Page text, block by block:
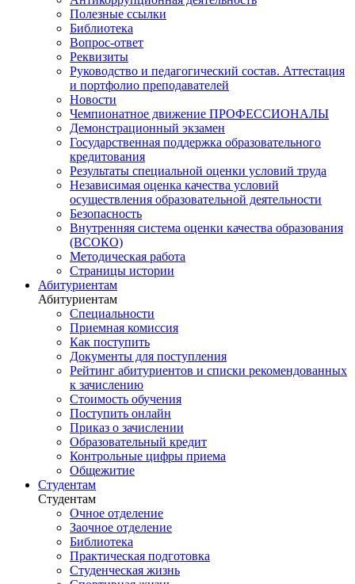
Полезные ссылки
Библиотека
Вопрос-ответ
Реквизиты
Руководство и педагогический состав. Аттестация
и портфолио преподавателей
Новости
Чемпионатное движение ПРОФЕССИОНАЛЫ
Демонстрационный экзамен
Государственная поддержка образовательного
кредитования
Результаты специальной оценки условий труда
Независимая оценка качества условий
осуществления образовательной деятельности
Безопасность
Внутренняя система оценки качества образования
(ВСОКО)
Методическая работа
Страницы истории
Абитуриентам
Абитуриентам
Специальности
Приемная комиссия
Как поступить
Документы для поступления
Рейтинг абитуриентов и списки рекомендованных
к зачислению
Стоимость обучения
Поступить онлайн
Приказ о зачислении
Образовательный кредит
Контрольные цифры приема
Общежитие
Студентам
Студентам
Очное отделение
Заочное отделение
Библиотека
Практическая подготовка
Студенческая жизнь